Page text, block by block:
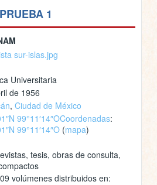
PRUEBA 1
Universitaria
de 1956
, Ciudad de México
99°11′14″OCoordenadas:
99°11′14″O (mapa)
tesis, obras de consulta,
volúmenes distribuidos en: